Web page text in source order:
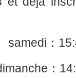
samedi：
：